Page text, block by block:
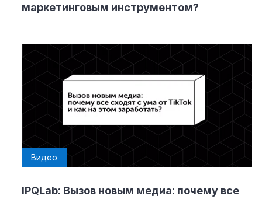
маркетинговым инструментом?
Видео
IPQLab: Вызов новым медиа: почему все